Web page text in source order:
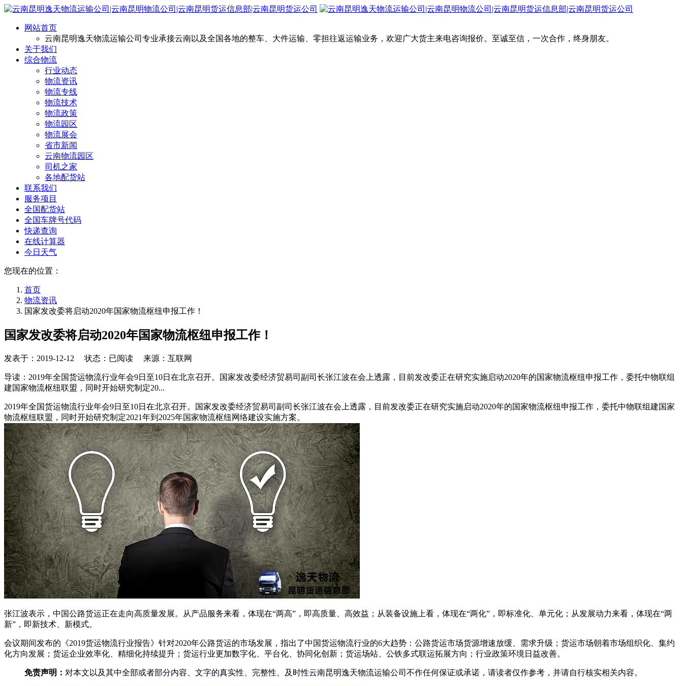
网站首页
云南昆明逸天物流运输公司专业承接云南以及全国各地的整车、大件运输、零担往返运输业务，欢迎广大货主来电咨询报价。至诚至信，一次合作，终身朋友。
关于我们
综合物流
行业动态
物流资讯
物流专线
物流技术
物流政策
物流园区
物流展会
省市新闻
云南物流园区
司机之家
各地配货站
联系我们
服务项目
全国配货站
全国车牌号代码
快递查询
在线计算器
今日天气
您现在的位置：
首页
物流资讯
国家发改委将启动2020年国家物流枢纽申报工作！
国家发改委将启动2020年国家物流枢纽申报工作！
发表于： 2019-12-12 状态：已阅读 来源：互联网
导读：2019年全国货运物流行业年会9日至10日在北京召开。国家发改委经济贸易司副司长张江波在会上透露，目前发改委正在研究实施启动2020年的国家物流枢纽申报工作，委托中物联组
建国家物流枢纽联盟，同时开始研究制定20...
2019年全国货运物流行业年会9日至10日在北京召开。国家发改委经济贸易司副司长张江波在会上透露，目前发改委正在研究实施启动2020年的国家物流枢纽申报工作，委托中物联组建国家
物流枢纽联盟，同时开始研究制定2021年到2025年国家物流枢纽网络建设实施方案。
张江波表示，中国公路货运正在走向高质量发展。从产品服务来看，体现在“两高”，即高质量、高效益；从装备设施上看，体现在“两化”，即标准化、单元化；从发展动力来看，体现在“两
新”，即新技术、新模式。
会议期间发布的《2019货运物流行业报告》针对2020年公路货运的市场发展，指出了中国货运物流行业的6大趋势：公路货运市场货源增速放缓、需求升级；货运市场朝着市场组织化、集约
化方向发展；货运企业效率化、精细化持续提升；货运行业更加数字化、平台化、协同化创新；货运场站、公铁多式联运拓展方向；行业政策环境日益改善。
免责声明： 对本文以及其中全部或者部分内容、文字的真实性、完整性、及时性云南昆明逸天物流运输公司不作任何保证或承诺，请读者仅作参考，并请自行核实相关内容。